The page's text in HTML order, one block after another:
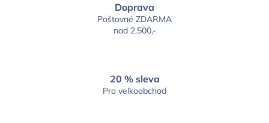
Doprava
Poštovné ZDARMA
nad 2.500,-
20 % sleva
Pro velkoobchod